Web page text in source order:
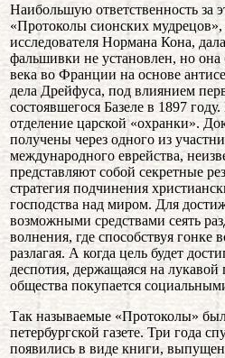
Наибольшую ответственность за
«Протоколы сионских
исследователя Нормана Кона,
фальшивки не установлен, но
века во Франции на основе
дела Дрейфуса, под влиянием
состоявшегося Базеле в 1897
отделение царской «охранки».
получены через одного из
международного еврейства,
представляют собой секретные
стратегия подчинения
господства над миром. Для
возможными средствами сеять
волнения, где способствуя
разлагая. А когда цель будет
деспотия, держащаяся на
общества покупается
Так называемые «Протоколы»
петербургской газете. Три года
появились в виде книги,